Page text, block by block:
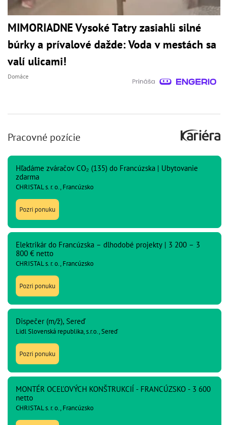
MIMORIADNE Vysoké Tatry zasiahli silné
búrky a prívalové dažde: Voda v mestách sa
valí ulicami!
Domáce
Pracovné pozície
Hľadáme zváračov CO₂ (135) do Francúzska | Ubytovanie
zdarma
CHRISTAL s. r. o., Francúzsko
Pozri ponuku
Elektrikár do Francúzska – dlhodobé projekty | 3 200 – 3
800 € netto
CHRISTAL s. r. o., Francúzsko
Pozri ponuku
Dispečer (m/ž), Sereď
Lidl Slovenská republika, s.r.o., Sereď
Pozri ponuku
MONTÉR OCEĽOVÝCH KONŠTRUKCIÍ - FRANCÚZSKO - 3 600
netto
CHRISTAL s. r. o., Francúzsko